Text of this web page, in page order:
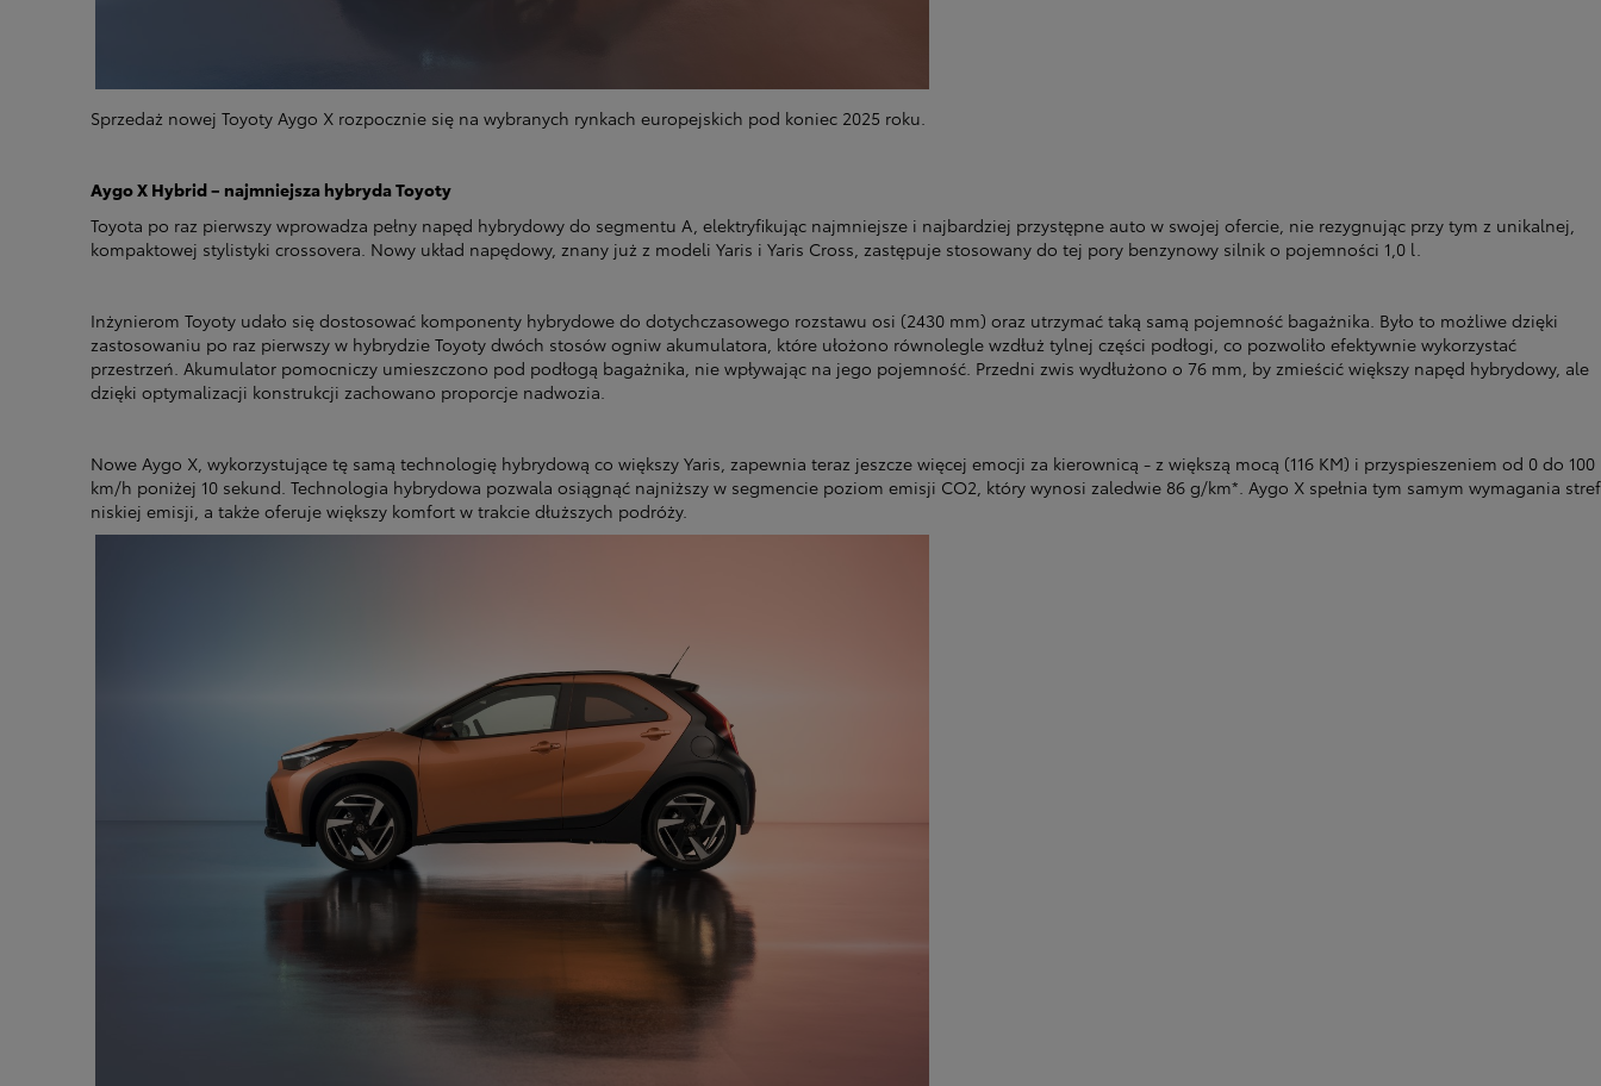
Sprzedaż nowej Toyoty Aygo X rozpocznie się na wybranych rynkach europejskich pod koniec 2025 roku.
Aygo X Hybrid – najmniejsza hybryda Toyoty
Toyota po raz pierwszy wprowadza pełny napęd hybrydowy do segmentu A, elektryfikując najmniejsze i najbardziej przystępne auto w swojej ofercie, nie rezygnując przy tym z unikalnej,
kompaktowej stylistyki crossovera. Nowy układ napędowy, znany już z modeli Yaris i Yaris Cross, zastępuje stosowany do tej pory benzynowy silnik o pojemności 1,0 l.
Inżynierom Toyoty udało się dostosować komponenty hybrydowe do dotychczasowego rozstawu osi (2430 mm) oraz utrzymać taką samą pojemność bagażnika. Było to możliwe dzięki
zastosowaniu po raz pierwszy w hybrydzie Toyoty dwóch stosów ogniw akumulatora, które ułożono równolegle wzdłuż tylnej części podłogi, co pozwoliło efektywnie wykorzystać
przestrzeń. Akumulator pomocniczy umieszczono pod podłogą bagażnika, nie wpływając na jego pojemność. Przedni zwis wydłużono o 76 mm, by zmieścić większy napęd hybrydowy, ale
dzięki optymalizacji konstrukcji zachowano proporcje nadwozia.
Nowe Aygo X, wykorzystujące tę samą technologię hybrydową co większy Yaris, zapewnia teraz jeszcze więcej emocji za kierownicą - z większą mocą (116 KM) i przyspieszeniem od 0 do 100
km/h poniżej 10 sekund. Technologia hybrydowa pozwala osiągnąć najniższy w segmencie poziom emisji CO2, który wynosi zaledwie 86 g/km*. Aygo X spełnia tym samym wymagania stref
niskiej emisji, a także oferuje większy komfort w trakcie dłuższych podróży.